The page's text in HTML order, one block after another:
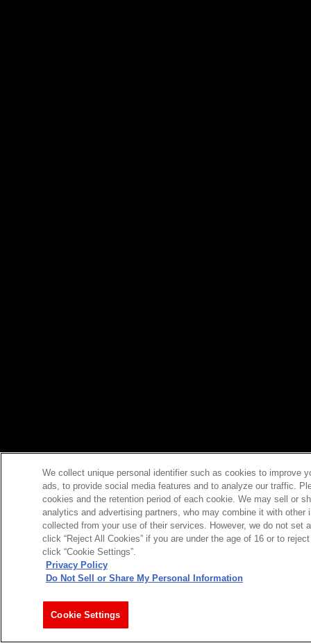
We collect unique personal identifier such as cookies to improve
ads, to provide social media features and to analyze our traffic.
cookies and the retention period of each cookie. We may sell or
analytics and advertising partners, who may combine it with
collected from your use of their services. However, we do not set
click “Reject All Cookies” if you are under the age of 16 or to
click “Cookie Settings”.
Privacy Policy
Do Not Sell or Share My Personal Information
Cookie Settings